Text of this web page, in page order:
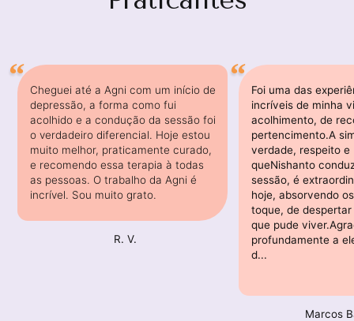
Cheguei até a Agni com um início de
depressão, a forma como fui
acolhido e a condução da sessão foi
o verdadeiro diferencial. Hoje estou
muito melhor, praticamente curado,
e recomendo essa terapia à todas
as pessoas. O trabalho da Agni é
incrível. Sou muito grato.
R. V.
Foi uma das
incríveis de minha
acolhimento, de
pertencimento.A
verdade, respeito e
queNishanto
sessão, é
hoje, absorvendo
toque, de
que pude
profundamente a
d...
Marcos